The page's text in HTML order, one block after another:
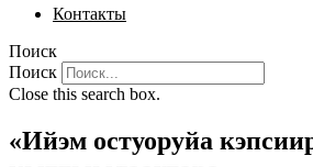
Контакты
Поиск
Поиск
Close this search box.
«Ийэм остуоруйа